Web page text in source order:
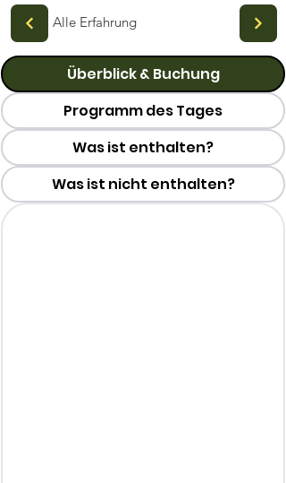
Alle Erfahrung
Überblick & Buchung
Programm des Tages
Was ist enthalten?
Was ist nicht enthalten?